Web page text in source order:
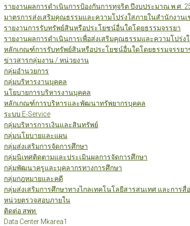
รายงานผลการดำเนินการป้องกันการทุจริต ปีงบประมาณ พ.ศ.
มาตรการส่งเสริมคุณธรรมและความโปร่งใสภายในสำนักงาน
รายงานการรับทรัพย์สินหรือประโยชน์อื่นใดโดยธรรมจรรยา
รายงานผลการดำเนินการเพื่อส่งเสริมคุณธรรมและความโปร่
หลักเกณฑ์การรับทรัพย์สินหรือประโยชน์อื่นใดโดยธรรมจรรยา
ข่าวสารกลุ่มงาน / หน่วยงาน
กลุ่มอำนวยการ
กลุ่มบริหารงานบุคคล
นโยบายการบริหารงานบุคคล
หลักเกณฑ์การบริหารและพัฒนาทรัพยากรบุคคล
ระบบ E-Service
กลุ่มบริหารการเงินและสินทรัพย์
กลุ่มนโยบายและแผน
กลุ่มส่งเสริมการจัดการศึกษา
กลุ่มนิเทศติดตามและประเมินผลการจัดการศึกษา
กลุ่มพัฒนาครูและบุคลากรทางการศึกษา
กลุ่มกฎหมายและคดี
กลุ่มส่งเสริมการศึกษาทางไกลเทคโนโลยีสารสนเทศ และการสื่
หน่วยตรวจสอบภายใน
ติดต่อ สพท.
Data Center Mkarea1